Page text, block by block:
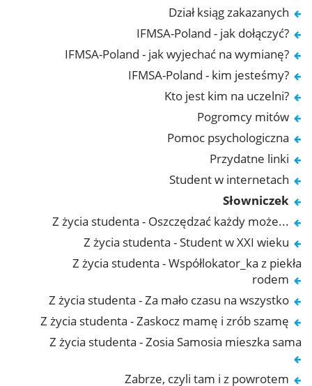
Dział ksiąg zakazanych
IFMSA-Poland - jak dołączyć?
IFMSA-Poland - jak wyjechać na wymianę?
IFMSA-Poland - kim jesteśmy?
Kto jest kim na uczelni?
Pogromcy mitów
Pomoc psychologiczna
Przydatne linki
Student w internetach
Słowniczek
Z życia studenta - Oszczędzać każdy może...
Z życia studenta - Student w XXI wieku
Z życia studenta - Współlokator_ka z piekła
rodem
Z życia studenta - Za mało czasu na wszystko
Z życia studenta - Zaskocz mamę i zrób szamę
Z życia studenta - Zosia Samosia mieszka sama
Zabrze, czyli tam i z powrotem